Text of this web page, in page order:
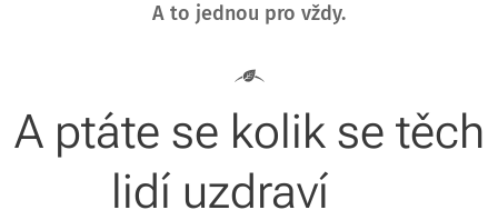
A to jednou pro vždy.
A ptáte se kolik se těch
lidí uzdraví❔️